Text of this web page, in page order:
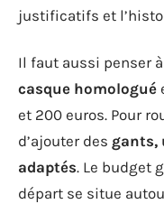
justificatifs et
Il faut aussi penser à
casque homologué
et 200 euros. Pour
d’ajouter des gants,
adaptés. Le budget
départ se situe